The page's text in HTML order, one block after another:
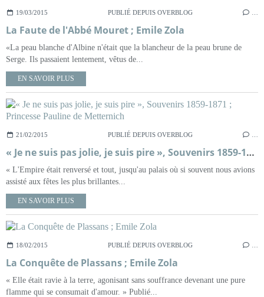
19/03/2015 PUBLIÉ DEPUIS OVERBLOG
La Faute de l'Abbé Mouret ; Emile Zola
«La peau blanche d'Albine n'était que la blancheur de la peau brune de
Serge. Ils passaient lentement, vêtus de...
EN SAVOIR PLUS
21/02/2015 PUBLIÉ DEPUIS OVERBLOG
« Je ne suis pas jolie, je suis pire », Souvenirs 1859-1871 ; Princesse Pauline de Metternich
« L'Empire était renversé et tout, jusqu'au palais où si souvent nous avions
assisté aux fêtes les plus brillantes...
EN SAVOIR PLUS
18/02/2015 PUBLIÉ DEPUIS OVERBLOG
La Conquête de Plassans ; Emile Zola
« Elle était ravie à la terre, agonisant sans souffrance devenant une pure
flamme qui se consumait d'amour. » Publié...